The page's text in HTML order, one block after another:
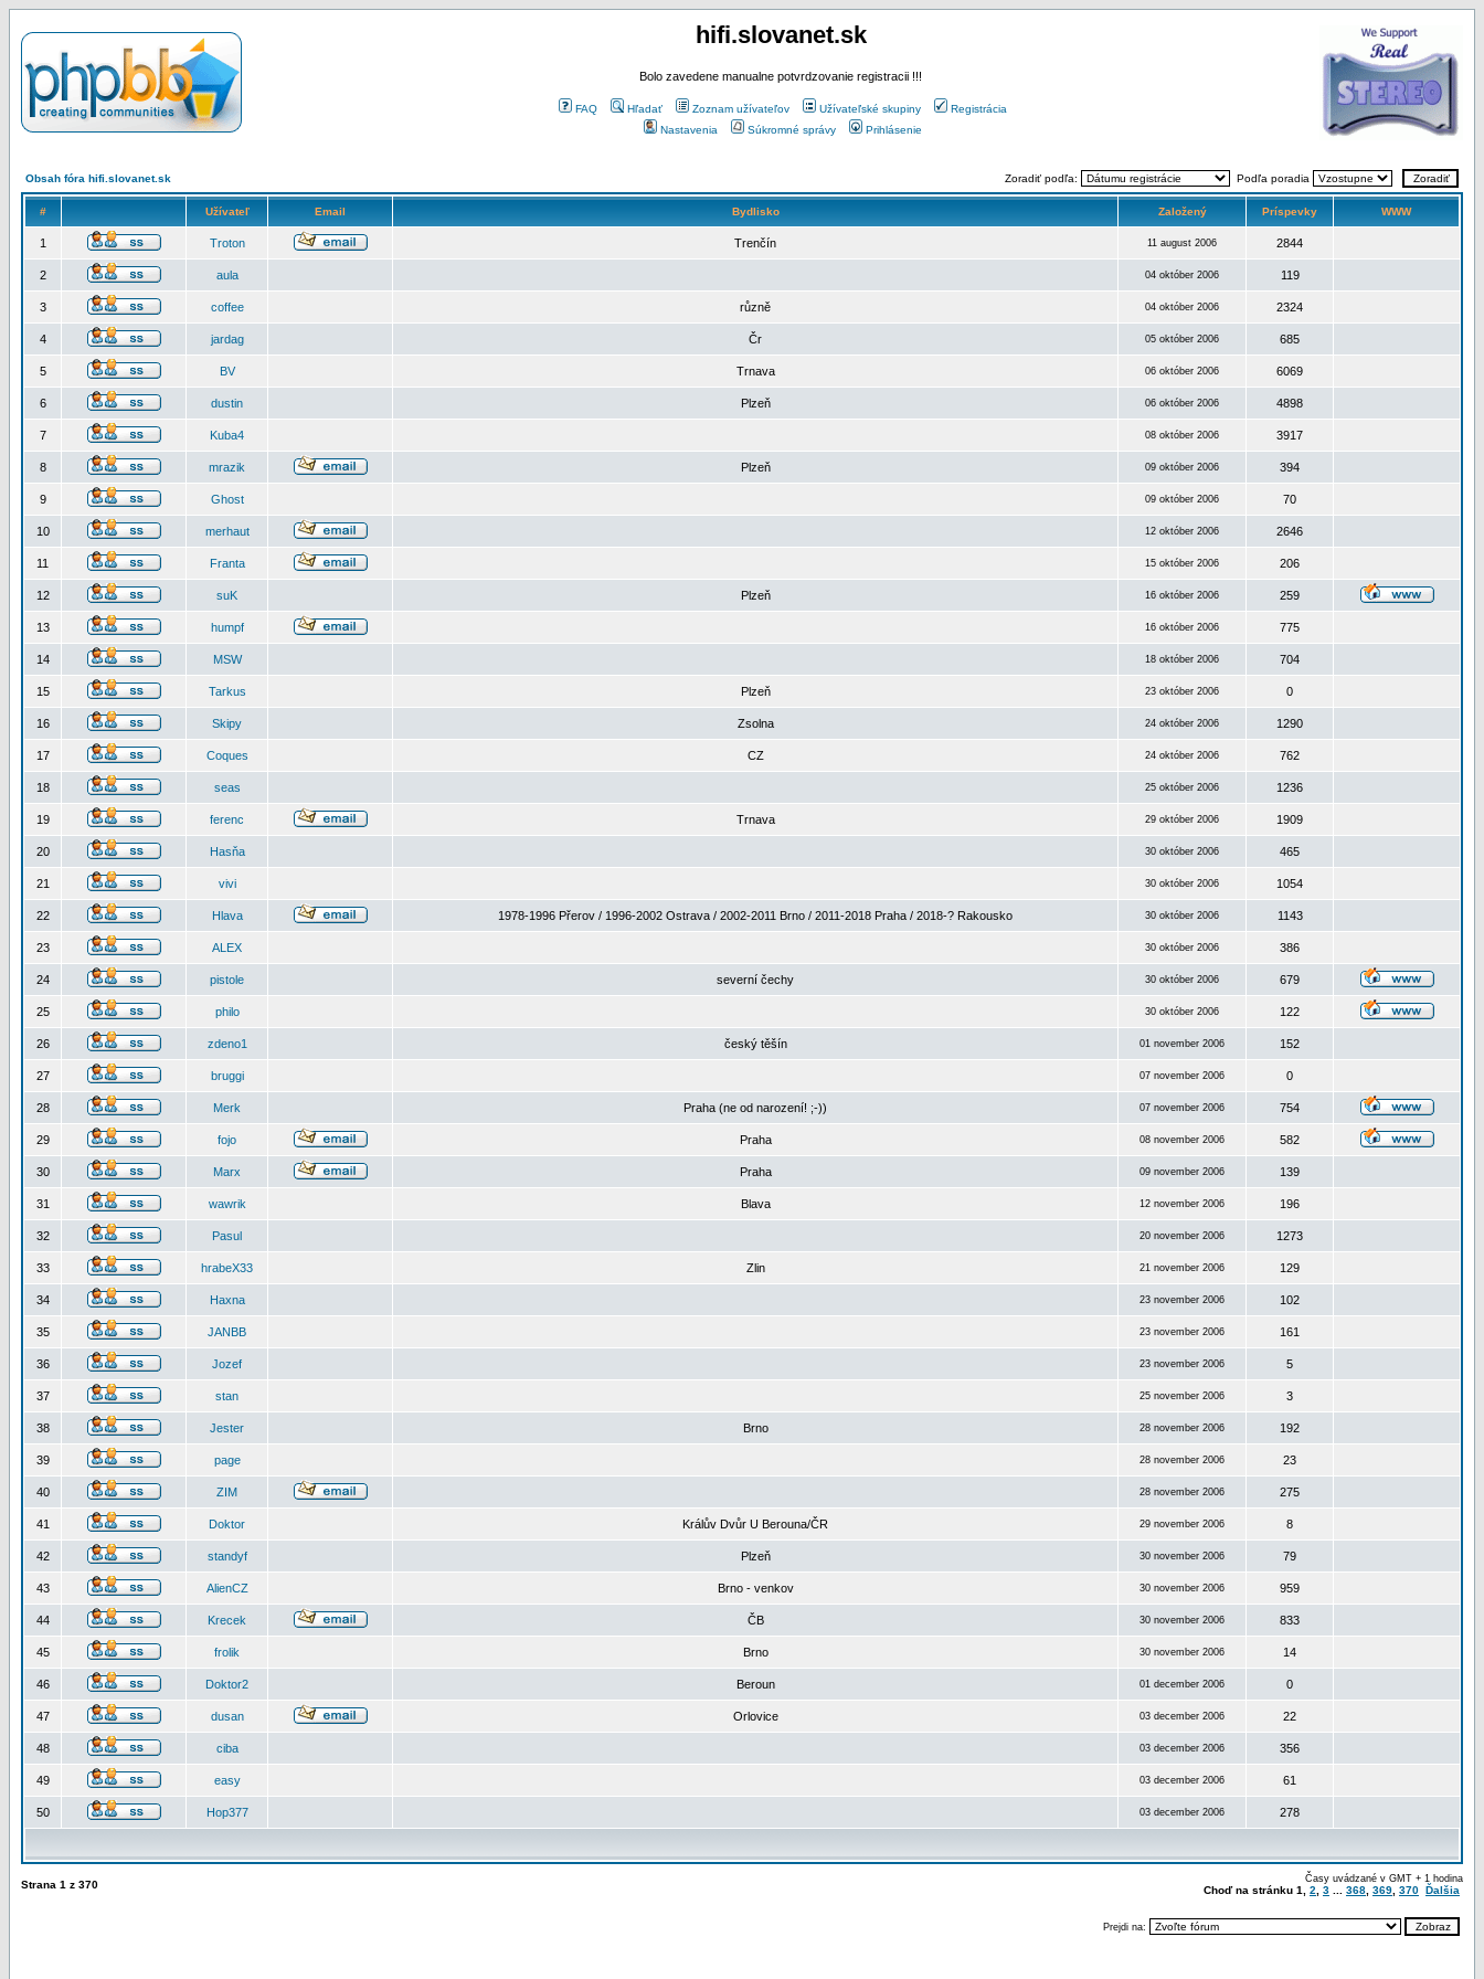
hifi.slovanet.sk
Bolo zavedene manualne potvrdzovanie registracii !!!
FAQ Hľadať Zoznam užívateľov Užívateľské skupiny
Registrácia
Nastavenia
Súkromné správy Prihlásenie
Obsah fóra hifi.slovanet.sk Zoradiť podľa: Podľa poradia
# Užívateľ Email Bydlisko Založený Príspevky WWW
1 Troton Trenčín 11 august 2006 2844
2 aula 04 október 2006 119
3 coffee různě 04 október 2006 2324
4 jardag Čr 05 október 2006 685
5 BV Trnava 06 október 2006 6069
6 dustin Plzeň 06 október 2006 4898
7 Kuba4 08 október 2006 3917
8 mrazik Plzeň 09 október 2006 394
9 Ghost 09 október 2006 70
10 merhaut 12 október 2006 2646
11 Franta 15 október 2006 206
12 suK Plzeň 16 október 2006 259
13 humpf 16 október 2006 775
14 MSW 18 október 2006 704
15 Tarkus Plzeň 23 október 2006 0
16 Skipy Zsolna 24 október 2006 1290
17 Coques CZ 24 október 2006 762
18 seas 25 október 2006 1236
19 ferenc Trnava 29 október 2006 1909
20 Hasňa 30 október 2006 465
21 vivi 30 október 2006 1054
22 Hlava 1978-1996 Přerov / 1996-2002 Ostrava / 2002-2011 Brno / 2011-2018 Praha / 2018-? Rakousko 30 október 2006 1143
23 ALEX 30 október 2006 386
24 pistole severní čechy 30 október 2006 679
25 philo 30 október 2006 122
26 zdeno1 český těšín 01 november 2006 152
27 bruggi 07 november 2006 0
28 Merk Praha (ne od narození! ;-)) 07 november 2006 754
29 fojo Praha 08 november 2006 582
30 Marx Praha 09 november 2006 139
31 wawrik Blava 12 november 2006 196
32 Pasul 20 november 2006 1273
33 hrabeX33 Zlin 21 november 2006 129
34 Haxna 23 november 2006 102
35 JANBB 23 november 2006 161
36 Jozef 23 november 2006 5
37 stan 25 november 2006 3
38 Jester Brno 28 november 2006 192
39 page 28 november 2006 23
40 ZIM 28 november 2006 275
41 Doktor Králův Dvůr U Berouna/ČR 29 november 2006 8
42 standyf Plzeň 30 november 2006 79
43 AlienCZ Brno - venkov 30 november 2006 959
44 Krecek ČB 30 november 2006 833
45 frolik Brno 30 november 2006 14
46 Doktor2 Beroun 01 december 2006 0
47 dusan Orlovice 03 december 2006 22
48 ciba 03 december 2006 356
49 easy 03 december 2006 61
50 Hop377 03 december 2006 278
Strana 1 z 370 Časy uvádzané v GMT + 1 hodina
Choď na stránku 1 2 3 368 369 370 Ďalšia
Prejdi na: